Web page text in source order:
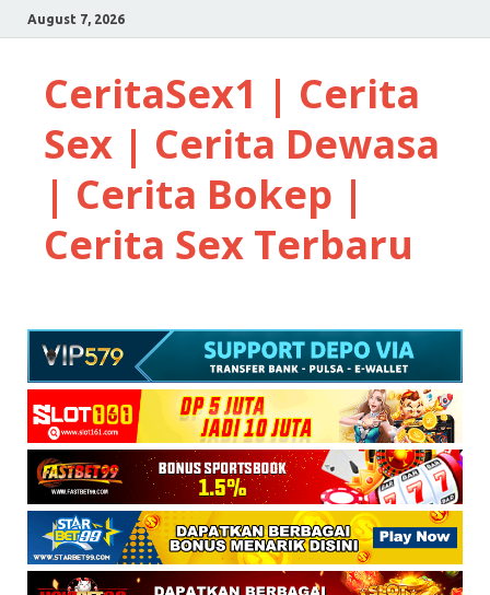
August 7, 2026
CeritaSex1 | Cerita
Sex | Cerita Dewasa
| Cerita Bokep |
Cerita Sex Terbaru